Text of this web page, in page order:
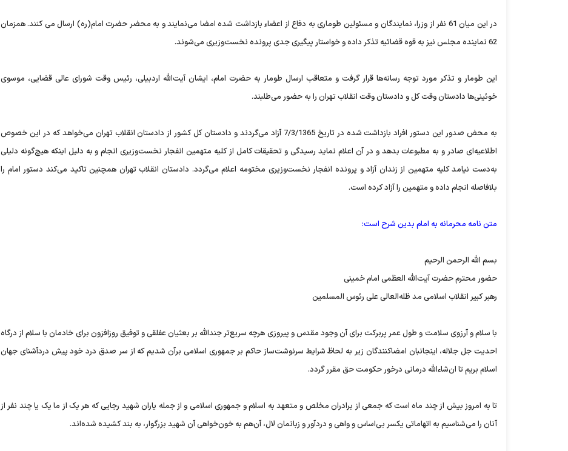
در این میان 61 نفر از وزرا، نمایندگان و مسئولین طوماری به دفاع از اعضاء بازداشت شده امضا می‌نمایند و به محضر حضرت امام(ره) ارسال می کنند. همزمان
62 نماینده مجلس نیز به قوه قضائیه تذکر داده و خواستار پیگیری جدی پرونده نخست‌وزیری می‌شوند.
این طومار و تذکر مورد توجه رسانه‌ها قرار گرفت و متعاقب ارسال طومار به حضرت امام، ایشان آیت‌الله اردبیلی، رئیس وقت شورای عالی قضایی، موسوی
خوئینی‌ها دادستان وقت کل و دادستان وقت انقلاب تهران را به حضور می‌طلبند.
به محض صدور این دستور افراد بازداشت شده در تاریخ 7/3/1365 آزاد می‌گردند و دادستان کل کشور از دادستان انقلاب تهران می‌خواهد که در این خصوص
اطلاعیه‌ای صادر و به مطبوعات بدهد و در آن اعلام نماید رسیدگی و تحقیقات کامل از کلیه متهمین انفجار نخست‌وزیری انجام و به دلیل اینکه هیچ‌گونه دلیلی
به‌دست نیامد کلیه متهمین از زندان آزاد و پرونده انفجار نخست‌وزیری مختومه اعلام می‌گردد. دادستان انقلاب تهران همچنین تاکید می‌‌کند دستور امام را
بلافاصله انجام داده و متهمین را آزاد کرده است.
متن نامه محرمانه به امام بدین شرح است:
بسم الله الرحمن الرحیم
حضور محترم حضرت آیت‌الله العظمی امام خمینی
رهبر کبیر انقلاب اسلامی مد ظله‌العالی علی رئوس المسلمین
با سلام و آرزوی سلامت و طول عمر پربرکت برای آن وجود مقدس و پیروزی هرچه سریع‌تر جندالله بر بعثیان عفلقی و توفیق روزافزون برای خادمان با سلام از درگاه
احدیت جل جلاله، اینجانبان امضا‌کنندگان زیر به لحاظ شرایط سرنوشت‌ساز حاکم بر جمهوری اسلامی بر‌آن شدیم که از سر صدق درد خود پیش دردآشنای جهان
اسلام بریم تا ان‌شاء‌الله درمانی درخور حکومت حق مقرر گردد.
تا به امروز بیش از چند ماه است که جمعی از برادران مخلص و متعهد به اسلام و جمهوری اسلامی و از جمله یاران شهید رجایی که هر یک از ما یک یا چند نفر از
آنان را می‌شناسیم به اتهاماتی یکسر بی‌اساس و واهی و دردآور و زبانمان لال، آن‌هم به خون‌خواهی آن شهید بزرگوار، به بند کشیده شده‌اند.